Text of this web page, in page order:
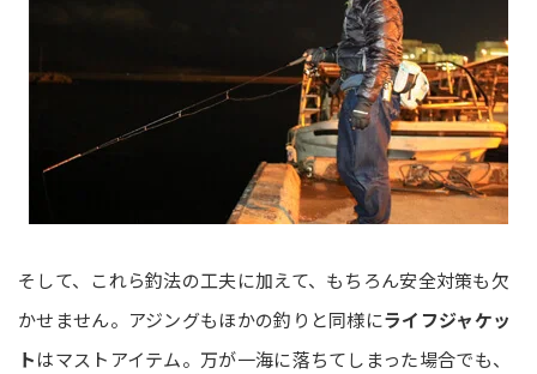
そして、これら釣法の工夫に加えて、もちろん安全対策も欠
かせません。アジングもほかの釣りと同様にライフジャケッ
トはマストアイテム。万が一海に落ちてしまった場合でも、